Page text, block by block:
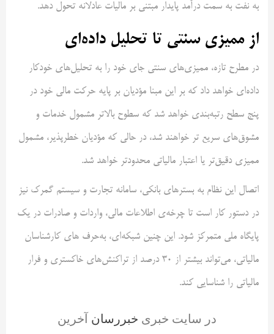
به نفت به سمت درآمد پایدار مبتنی بر مالیات عادلانه تحول دهد.
از ممیزی سنتی تا تحلیل داده‌ای
در مطرح تازه، ممیزی‌های سنتی جای خود را به تحلیل‌های خودکار
داده‌ای خواهد داد که بر این مبنا مؤدیان بر پایه حرکت مالی خود در
پنج سطح رتبه‌بندی خواهد شد که سطوح بالاتر مشمول خدمات و
مشوق‌های سریع تر خواهند شد، در حالی که مؤدیان خطرپذیر، مشمول
ممیزی دقیق‌تر یا اعتبار مالیاتی محدودتر خواهد شد.
اتصال این نظام به بسترهای بانکی، سامانه تجارت و سیستم گمرک نیز
در دستور کار است تا چرخه‌ی اطلاعات مالی، واردات و صادرات در یک
پایگاه ملی متمرکز شود. این چنین شبکه‌ای، به‌حرف های کارشناسان
مالیاتی، می‌تواند بیشتر از ۳۰ درصد از تراکنش‌های خاکستری و فرار
مالیاتی را شناسایی کند.
در سایت خبری خبررسان آخرین